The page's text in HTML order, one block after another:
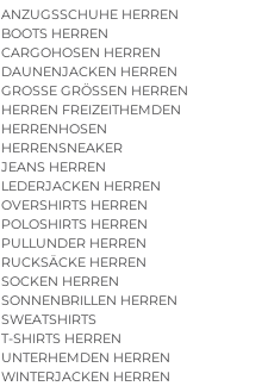
ANZUGSSCHUHE HERREN
BOOTS HERREN
CARGOHOSEN HERREN
DAUNENJACKEN HERREN
GROSSE GRÖSSEN HERREN
HERREN FREIZEITHEMDEN
HERRENHOSEN
HERRENSNEAKER
JEANS HERREN
LEDERJACKEN HERREN
OVERSHIRTS HERREN
POLOSHIRTS HERREN
PULLUNDER HERREN
RUCKSÄCKE HERREN
SOCKEN HERREN
SONNENBRILLEN HERREN
SWEATSHIRTS
T-SHIRTS HERREN
UNTERHEMDEN HERREN
WINTERJACKEN HERREN